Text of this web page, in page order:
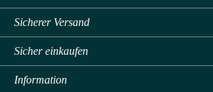
Sicherer Versand
Sicher einkaufen
Information